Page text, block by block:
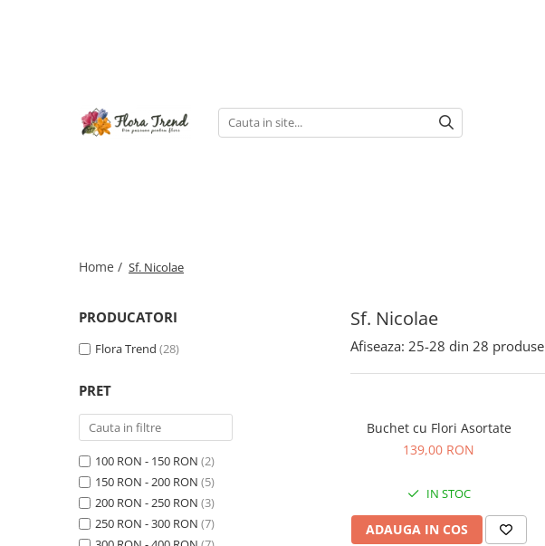
Home / Sf. Nicolae
Sf. Nicolae
PRODUCATORI
Flora Trend (28)
PRET
100 RON - 150 RON (2)
150 RON - 200 RON (5)
200 RON - 250 RON (3)
250 RON - 300 RON (7)
Afiseaza: 25-28 din 28 produse
Buchet cu Flori Asortate
139,00 RON
IN STOC
ADAUGA IN COS